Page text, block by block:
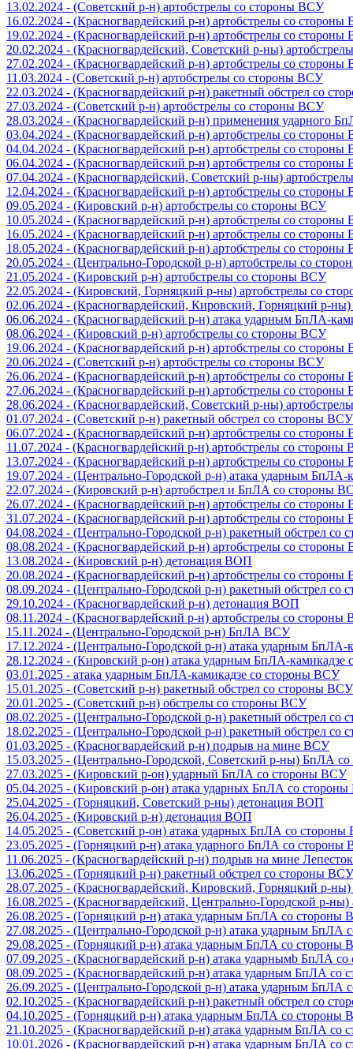
13.02.2024 - (Советский р-н) артобстрелы со стороны ВСУ
16.02.2024 - (Красногвардейский р-н) артобстрелы со
19.02.2024 - (Красногвардейский р-н) артобстрелы со
20.02.2024 - (Красногвардейский, Советский р-ны)
27.02.2024 - (Красногвардейский р-н) артобстрелы со
11.03.2024 - (Советский р-н) артобстрелы со стороны ВСУ
22.03.2024 - (Красногвардейский р-н) ракетный обстрел со
27.03.2024 - (Советский р-н) артобстрелы со стороны ВСУ
28.03.2024 - (Красногвардейский р-н) применения ударного
03.04.2024 - (Красногвардейский р-н) артобстрелы со
04.04.2024 - (Красногвардейский р-н) артобстрелы со
06.04.2024 - (Красногвардейский р-н) артобстрелы со
07.04.2024 - (Красногвардейский, Советский р-ны)
12.04.2024 - (Красногвардейский р-н) артобстрелы со
09.05.2024 - (Кировский р-н) артобстрелы со стороны ВСУ
10.05.2024 - (Красногвардейский р-н) артобстрелы со
16.05.2024 - (Красногвардейский р-н) артобстрелы со
18.05.2024 - (Красногвардейский р-н) артобстрелы со
20.05.2024 - (Центрально-Городской р-н) артобстрелы со
21.05.2024 - (Кировский р-н) артобстрелы со стороны ВСУ
22.05.2024 - (Кировский, Горняцкий р-ны) артобстрелы со
02.06.2024 - (Красногвардейский, Кировский, Горняцкий р-
06.06.2024 - (Красногвардейский р-н) атака ударным БпЛА-
08.06.2024 - (Кировский р-н) артобстрелы со стороны ВСУ
19.06.2024 - (Красногвардейский р-н) артобстрелы со
20.06.2024 - (Советский р-н) артобстрелы со стороны ВСУ
26.06.2024 - (Красногвардейский р-н) артобстрелы со
27.06.2024 - (Красногвардейский р-н) артобстрелы со
28.06.2024 - (Красногвардейский, Советский р-ны)
01.07.2024 - (Советский р-н) ракетный обстрел со стороны ВСУ
06.07.2024 - (Красногвардейский р-н) артобстрелы со
11.07.2024 - (Красногвардейский р-н) артобстрелы со стороны
13.07.2024 - (Красногвардейский р-н) артобстрелы со
19.07.2024 - (Центрально-Городской р-н) атака ударным
22.07.2024 - (Кировский р-н) артобстрел и БпЛА со стороны
26.07.2024 - (Красногвардейский р-н) артобстрелы со
31.07.2024 - (Красногвардейский р-н) артобстрелы со
04.08.2024 - (Центрально-Городской р-н) ракетный обстрел со
08.08.2024 - (Красногвардейский р-н) артобстрелы со
13.08.2024 - (Кировский р-н) детонация ВОП
20.08.2024 - (Красногвардейский р-н) артобстрелы со
08.09.2024 - (Центрально-Городской р-н) ракетный обстрел со
29.10.2024 - (Красногвардейский р-н) детонация ВОП
08.11.2024 - (Красногвардейский р-н) артобстрелы со стороны
15.11.2024 - (Центрально-Городской р-н) БпЛА ВСУ
17.12.2024 - (Центрально-Городской р-н) атака ударным
28.12.2024 - (Кировский р-он) атака ударным БпЛА-
03.01.2025 - атака ударным БпЛА-камикадзе со стороны ВСУ
15.01.2025 - (Советский р-н) ракетный обстрел со стороны ВСУ
20.01.2025 - (Советский р-н) обстрелы со стороны ВСУ
08.02.2025 - (Центрально-Городской р-н) ракетный обстрел со
18.02.2025 - (Центрально-Городской р-н) ракетный обстрел со
01.03.2025 - (Красногвардейский р-н) подрыв на мине ВСУ
15.03.2025 - (Центрально-Городской, Советский р-ны) БпЛА
27.03.2025 - (Кировский р-он) ударный БпЛА со стороны ВСУ
05.04.2025 - (Кировский р-он) атака ударных БпЛА со
25.04.2025 - (Горняцкий, Советский р-ны) детонация ВОП
26.04.2025 - (Кировский р-н) детонация ВОП
14.05.2025 - (Советский р-он) атака ударных БпЛА со
23.05.2025 - (Горняцкий р-н) атака ударного БпЛА со стороны
11.06.2025 - (Красногвардейский р-н) подрыв на мине Лепесток
13.06.2025 - (Горняцкий р-н) ракетный обстрел со стороны ВСУ
28.07.2025 - (Красногвардейский, Кировский, Горняцкий р-
16.08.2025 - (Красногвардейский, Центрально-Городской р-
26.08.2025 - (Горняцкий р-н) атака ударным БпЛА со стороны
27.08.2025 - (Центрально-Городской р-н) атака ударным БпЛА
29.08.2025 - (Горняцкий р-н) атака ударным БпЛА со стороны
07.09.2025 - (Красногвардейский р-н) атака ударнымb БпЛА
08.09.2025 - (Красногвардейский р-н) атака ударным БпЛА со
26.09.2025 - (Центрально-Городской р-н) атака ударным БпЛА
02.10.2025 - (Красногвардейский р-н) ракетный обстрел со
04.10.2025 - (Горняцкий р-н) атака ударным БпЛА со стороны
21.10.2025 - (Красногвардейский р-н) атака ударным БпЛА со
10.01.2026 - (Красногвардейский р-н) атака ударным БпЛА со